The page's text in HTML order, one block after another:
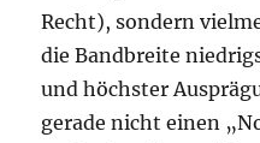
Recht), sondern
die Bandbreite
und höchster
gerade nicht einen